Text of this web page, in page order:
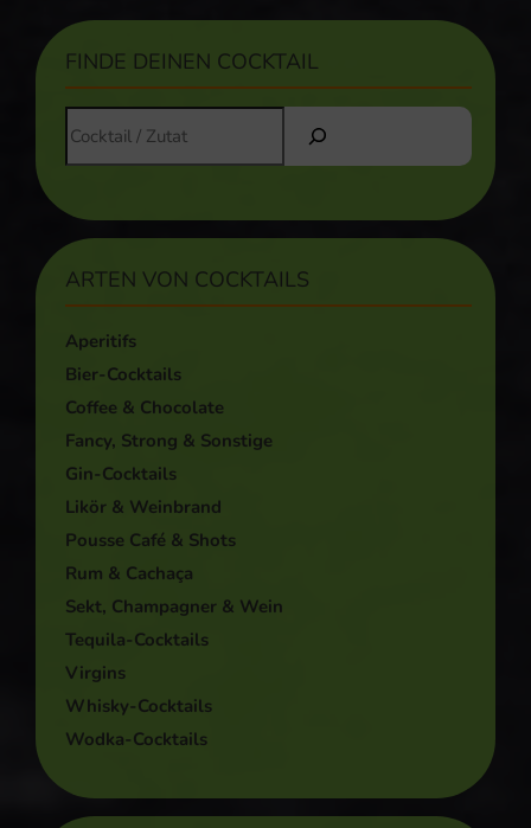
FINDE DEINEN COCKTAIL
ARTEN VON COCKTAILS
Aperitifs
Bier-Cocktails
Coffee & Chocolate
Fancy, Strong & Sonstige
Gin-Cocktails
Likör & Weinbrand
Pousse Café & Shots
Rum & Cachaça
Sekt, Champagner & Wein
Tequila-Cocktails
Virgins
Whisky-Cocktails
Wodka-Cocktails